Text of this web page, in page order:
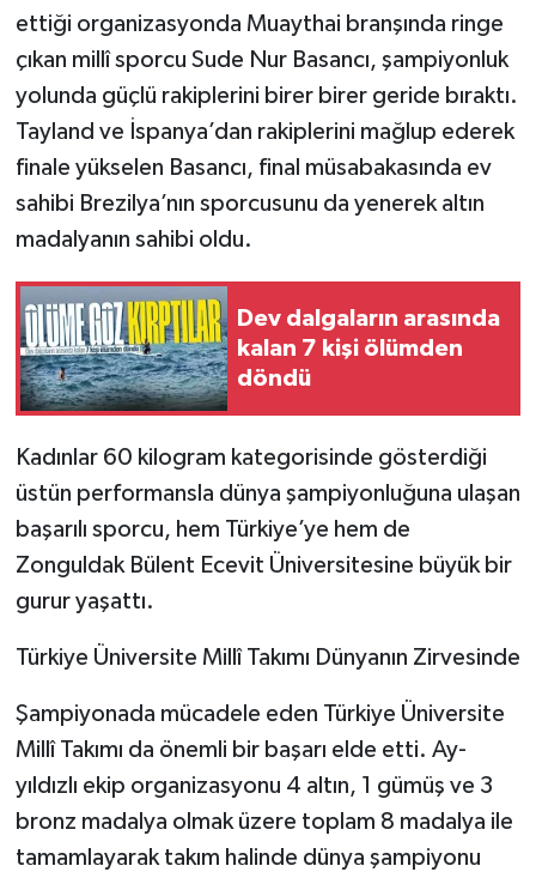
ettiği organizasyonda Muaythai branşında ringe
çıkan millî sporcu Sude Nur Basancı, şampiyonluk
yolunda güçlü rakiplerini birer birer geride bıraktı.
Tayland ve İspanya’dan rakiplerini mağlup ederek
finale yükselen Basancı, final müsabakasında ev
sahibi Brezilya’nın sporcusunu da yenerek altın
madalyanın sahibi oldu.
Dev dalgaların arasında
kalan 7 kişi ölümden
döndü
Kadınlar 60 kilogram kategorisinde gösterdiği
üstün performansla dünya şampiyonluğuna ulaşan
başarılı sporcu, hem Türkiye’ye hem de
Zonguldak Bülent Ecevit Üniversitesine büyük bir
gurur yaşattı.
Türkiye Üniversite Millî Takımı Dünyanın Zirvesinde
Şampiyonada mücadele eden Türkiye Üniversite
Millî Takımı da önemli bir başarı elde etti. Ay-
yıldızlı ekip organizasyonu 4 altın, 1 gümüş ve 3
bronz madalya olmak üzere toplam 8 madalya ile
tamamlayarak takım halinde dünya şampiyonu